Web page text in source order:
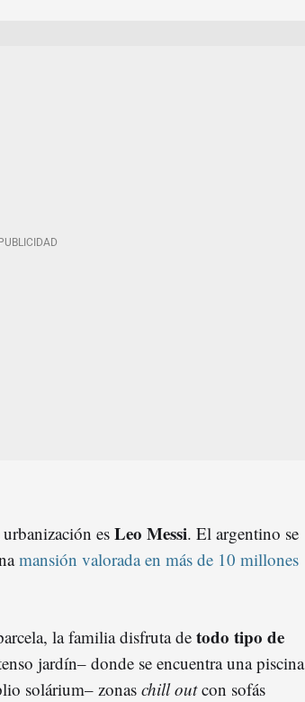
esLeo Messi. El argentino se
mansión valorada en más de 10 millones
la familia disfruta de todo tipo de
jardín– donde se encuentra una piscina
solárium– zonaschill outcon sofás